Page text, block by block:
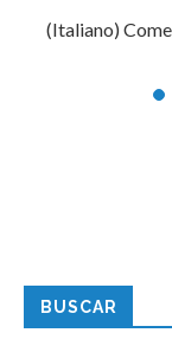
(Italiano)
BUSCAR